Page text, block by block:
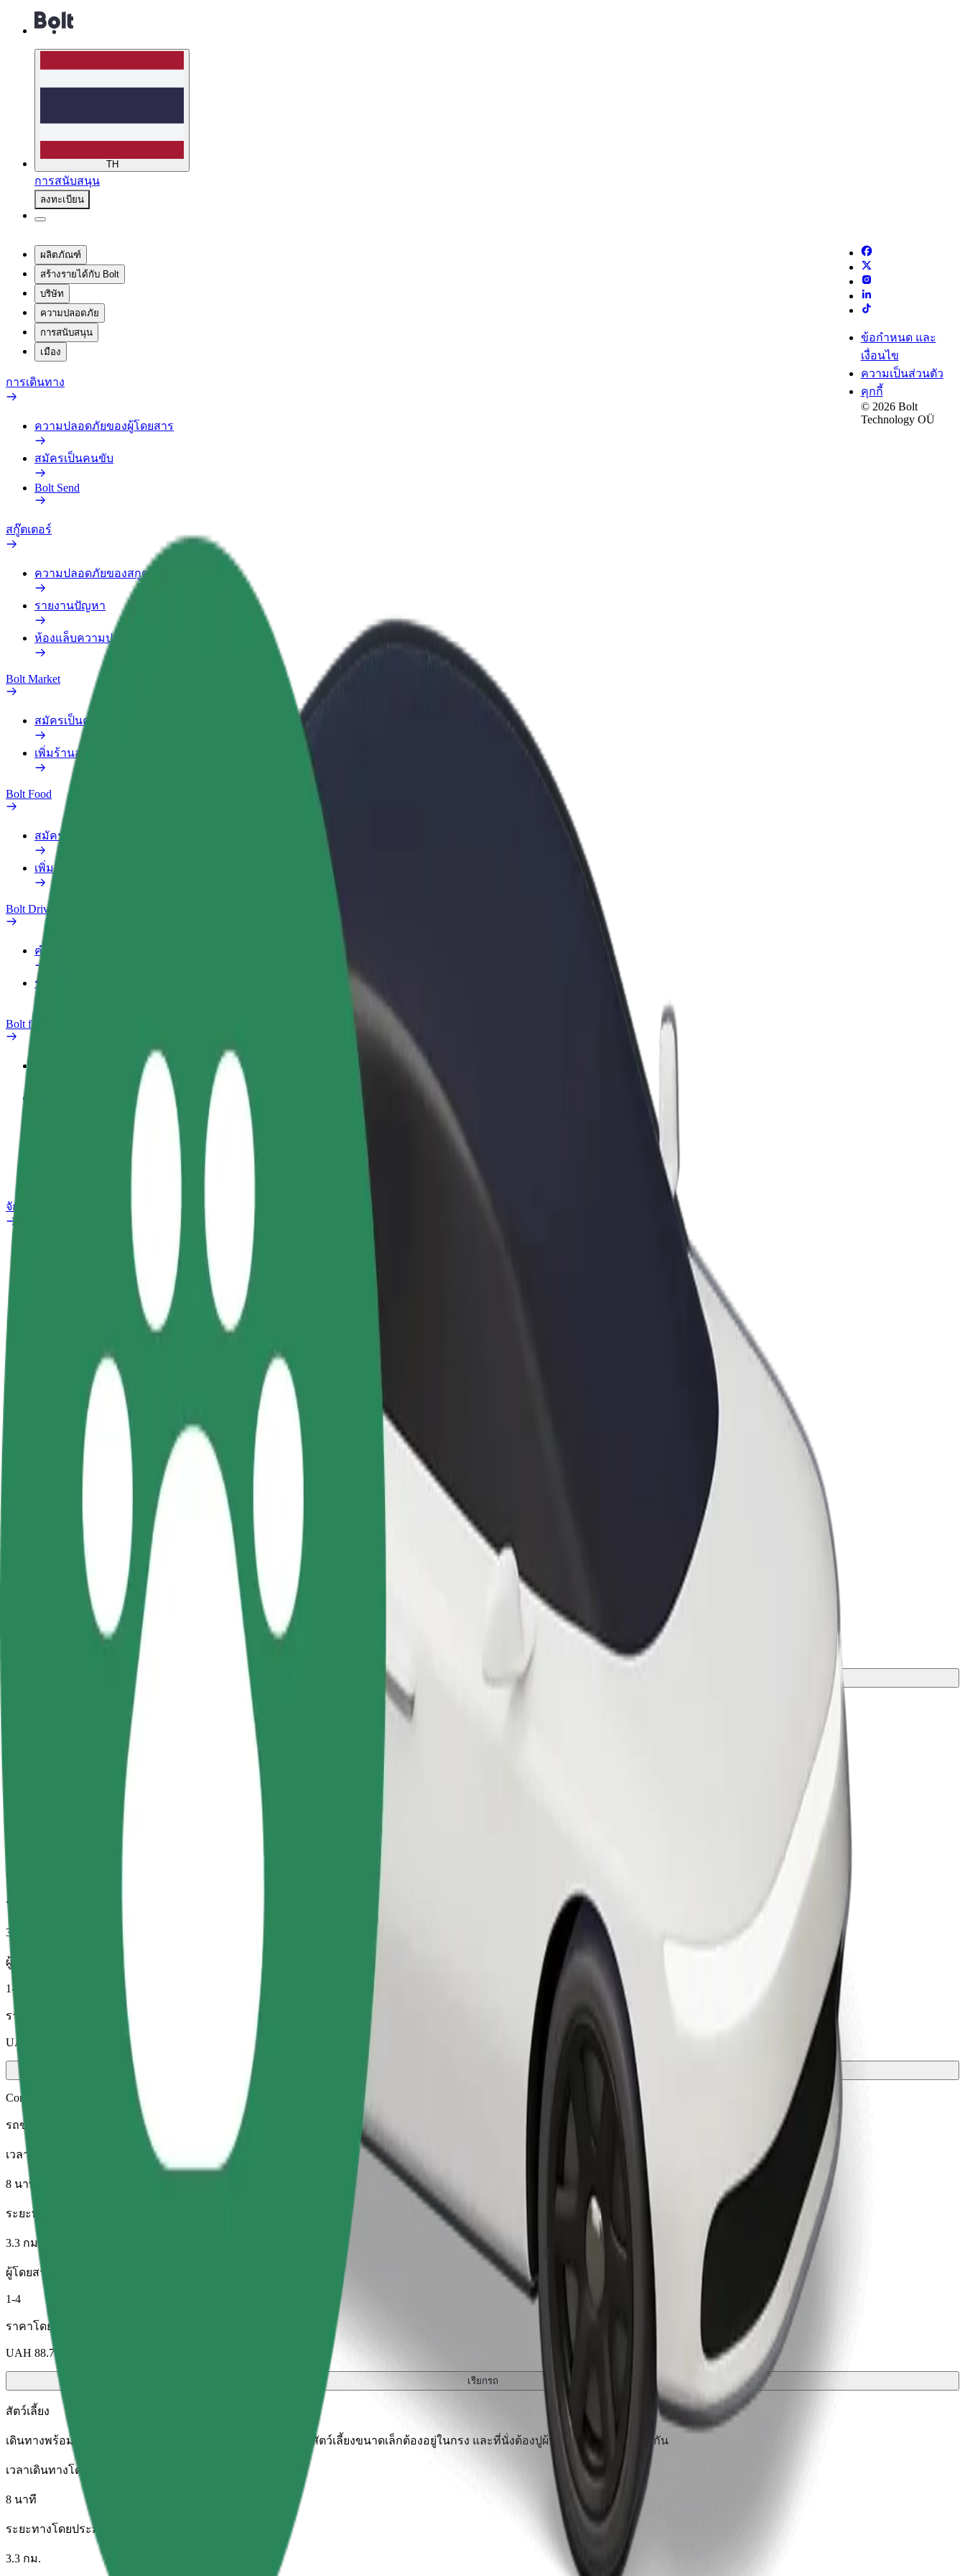
TH
การสนับสนุน
ลงทะเบียน
ผลิตภัณฑ์
สร้างรายได้กับ Bolt
บริษัท
ความปลอดภัย
การสนับสนุน
เมือง
การเดินทาง
ความปลอดภัยของผู้โดยสาร
สมัครเป็นคนขับ
Bolt Send
สกู๊ตเตอร์
ความปลอดภัยของสกูตเตอร์
รายงานปัญหา
ห้องแล็บความปลอดภัย
Bolt Market
สมัครเป็นคนส่งของ
เพิ่มร้านอาหารหรือร้านค้า
Bolt Food
สมัครเป็นคนส่งของ
เพิ่มร้านอาหารหรือร้านค้า
Bolt Drive
คำถามที่พบบ่อย
รายงานรถ
Bolt for Business
จักรยานไฟฟ้า
ห้องแล็บความปลอดภัย
Bolt Plus
สิทธิประโยชน์
วิธีเข้าร่วม
คำถามที่พบบ่อย
สมัครเป็นคนขับ
สร้างรายได้ในแบบ
สมัครเป็นคนส่งพัสดุ
ส่งอาหารและรับรายได้
ทุกสัปดาห์
เพิ่มร้านอาหารหรือร้านค้า
เพิ่มรายได้ด้วยการเข้าถึง
ลูกค้ามากขึ้น
ลงทะเบียนเป็นเจ้าของฟลีท
เพิ่มรายได้ด้วยการเพิ่มฟลีทของ
ผลิตภัณฑ์และบริการของ Bolt ที่มีการขยายขนาด
ข้อกำหนด และ
เงื่อนไข
ความเป็นส่วนตัว
คุกกี้
© 2026 Bolt
Technology OÜ
วิธีเดินทางจาก Атріум ไปยัง Ринок СКД
กำลังมองหาวิธีที่ดีที่สุดในการเดินทางจาก Атріум ไปยัง Ринок СКД อยู่ใช่ไหม มาดูบริการของเราและค้นหาเส้นทางที่ดีที่สุดสำหรับการเดินทางของคุณ
ดาวน์โหลดแอป
ความสะดวกสบายอยู่แค่ปลายนิ้วสัมผัส!
การเดินทางที่เชื่อถือได้ กับรถขนาดกลางสำหรับทุกวัน
8 นาที
ระยะทางโดยประมาณ
3.3 กม.
ผู้โดยสาร
1-4
ราคาโดยประมาณ
UAH 81.60
Comfort
รถขนาดใหญ่ นั่งสบาย มีพื้นที่เก็บของมากขึ้น
เวลาเดินทางโดยประมาณ
8 นาที
ระยะทางโดยประมาณ
3.3 กม.
ผู้โดยสาร
1-4
ราคาโดยประมาณ
UAH 88.70
เรียกรถ
สัตว์เลี้ยง
เดินทางพร้อมสัตว์เลี้ยงของคุณ สุนัขต้องสวมตะกร้อครอบปาก สัตว์เลี้ยงขนาดเล็กต้องอยู่ในกรง และที่นั่งต้องปูผ้าห่มหรือแผ่นรองป้องกัน
เวลาเดินทางโดยประมาณ
8 นาที
ระยะทางโดยประมาณ
3.3 กม.